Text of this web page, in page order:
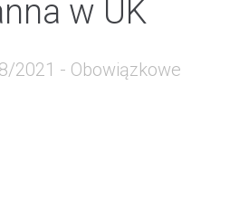
w UK
2021 - Obowiązkowe